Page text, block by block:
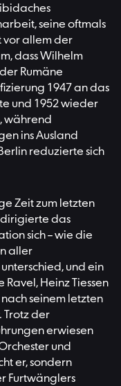
seine oftmals
vor allem der
dass Wilhelm
Rumäne
1947 an das
und 1952 wieder
während
ins Ausland
reduzierte sich
Zeit zum letzten
dirigierte das
sich – wie die
aller
und ein
Heinz Tiessen
seinem letzten
Trotz der
erwiesen
und
er, sondern
Furtwänglers